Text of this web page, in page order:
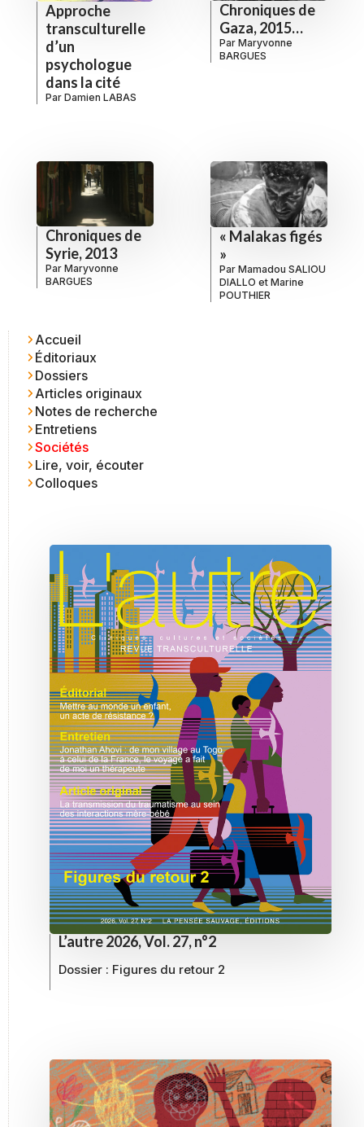
Approche
transculturelle
d’un
psychologue
dans la cité
Par Damien LABAS
Chroniques de
Gaza, 2015…
Par Maryvonne
BARGUES
Chroniques de
Syrie, 2013
Par Maryvonne
BARGUES
« Malakas figés
»
Par Mamadou SALIOU
DIALLO et Marine
POUTHIER
Accueil
Éditoriaux
Dossiers
Articles originaux
Notes de recherche
Entretiens
Sociétés
Lire, voir, écouter
Colloques
L’autre 2026, Vol. 27, n°2
Dossier : Figures du retour 2